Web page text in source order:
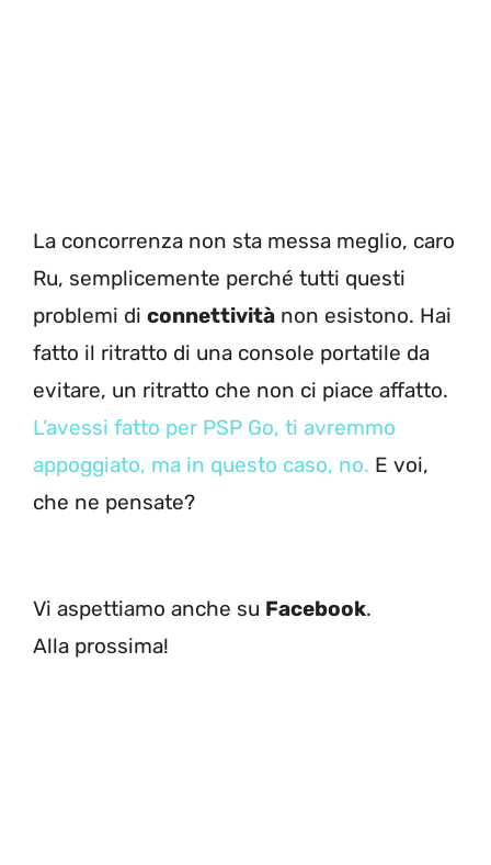
La concorrenza non sta messa meglio, caro
Ru, semplicemente perché tutti questi
problemi di connettività non esistono. Hai
fatto il ritratto di una console portatile da
evitare, un ritratto che non ci piace affatto.
L’avessi fatto per PSP Go, ti avremmo
appoggiato, ma in questo caso, no. E voi,
che ne pensate?
Vi aspettiamo anche su Facebook.
Alla prossima!